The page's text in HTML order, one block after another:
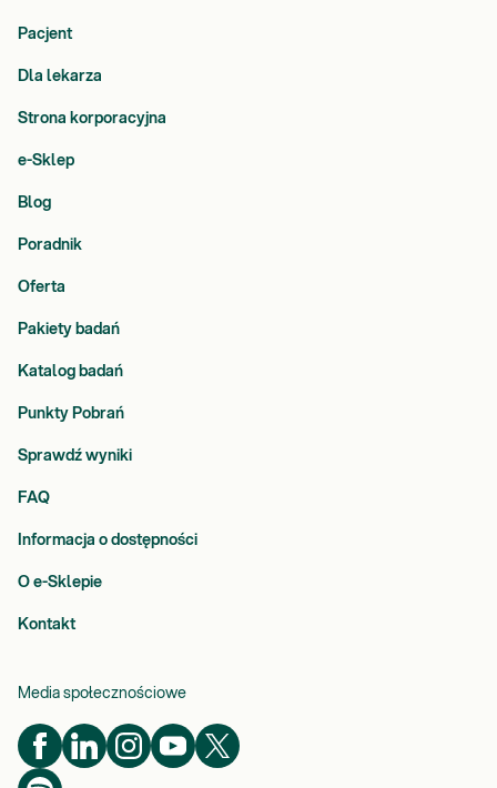
Pacjent
Dla lekarza
Strona korporacyjna
e-Sklep
Blog
Poradnik
Oferta
Pakiety badań
Katalog badań
Punkty Pobrań
Sprawdź wyniki
FAQ
Informacja o dostępności
O e-Sklepie
Kontakt
Media społecznościowe